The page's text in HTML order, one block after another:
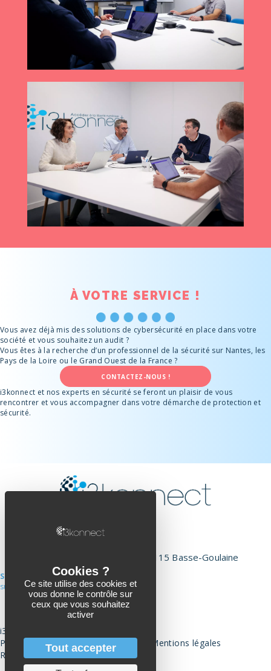
À VOTRE SERVICE !
Vous avez déjà mis des solutions de cybersécurité en place dans votre
société et vous souhaitez un audit ?
Vous êtes à la recherche d’un professionnel de la sécurité sur Nantes, les
Pays de la Loire ou le Grand Ouest de la France ?
CONTACTEZ-NOUS !
i3konnect et nos experts en sécurité se feront un plaisir de vous
rencontrer et vous accompagner dans votre démarche de protection et
sécurité.
hello@i3konnect.com
1 Rue Jean Charcot, 44115 Basse-Goulaine
SUIVEZ-NOUS
sur Linkedin
Page Linkedin
i3konnect©2026
Politique de données personnelles
Mentions légales
Réalisation :Agence 71
Ce site utilise des cookies et
vous donne le contrôle sur
ceux que vous souhaitez
activer
Tout accepter